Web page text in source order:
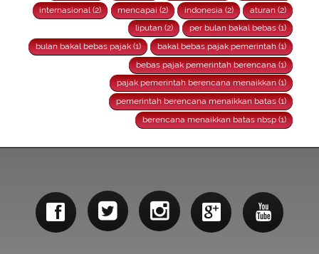
internasional (2)
mencapai (2) indonesia (2)
aturan (2)
liputan (2)
per bulan bakal bebas (1)
bulan bakal bebas pajak (1)
bakal bebas pajak pemerintah (1)
bebas pajak pemerintah berencana (1)
pajak pemerintah berencana menaikkan (1)
pemerintah berencana menaikkan batas (1)
berencana menaikkan batas nbsp (1)